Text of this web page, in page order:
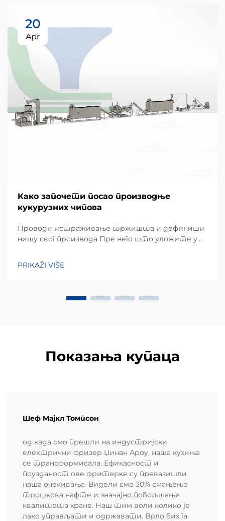
20
Apr
Како започети посао производње
кукурузних чипова
Проводи истраживање тржишта и дефиниши
нишу свог производа Пре него што уложите у
разумевањем преференција локалних
потрошача. Кукурузни чипови, углавном
PRIKAŽI VIŠE
Показања купаца
Шеф Мајкл Томпсон
од када смо прешли на индустријски
електрични фризер Џинан Ароу, наша кухиња
се трансформисала. Ефикасност и
поузданост ове фритерке су превазишли
наша очекивања. Видели смо 30% смањење
трошкова нафте и значајно побољшање
квалитета хране. Наш тим воли колико је
лако управљати и одржавати. Врло бих га